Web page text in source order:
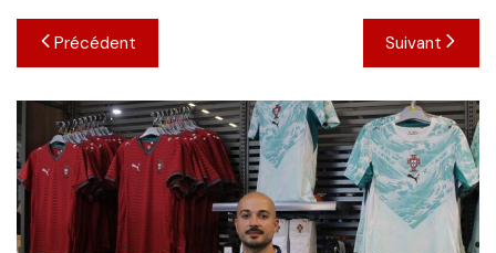
Navigation
de
l’article
Précédent Suivant